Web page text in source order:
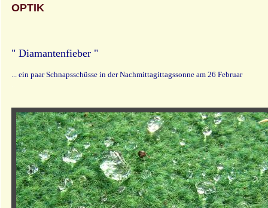
OPTIK
" Diamantenfieber "
... ein paar Schnapsschüsse in der Nachmittagittagssonne am 26 Februar
..